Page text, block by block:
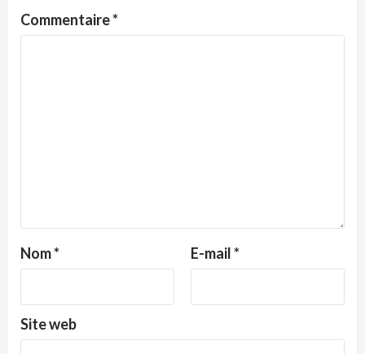
Commentaire*
Nom* E-mail*
Site web